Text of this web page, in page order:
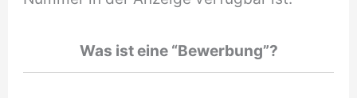
Was ist eine “Bewerbung”?